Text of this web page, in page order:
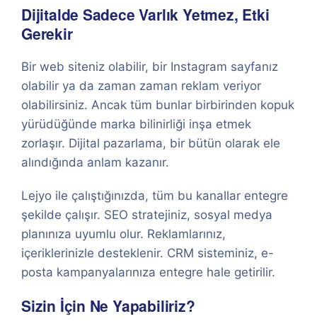
Dijitalde Sadece Varlık Yetmez, Etki
Gerekir
Bir web siteniz olabilir, bir Instagram sayfanız
olabilir ya da zaman zaman reklam veriyor
olabilirsiniz. Ancak tüm bunlar birbirinden kopuk
yürüdüğünde marka bilinirliği inşa etmek
zorlaşır. Dijital pazarlama, bir bütün olarak ele
alındığında anlam kazanır.
Lejyo ile çalıştığınızda, tüm bu kanallar entegre
şekilde çalışır. SEO stratejiniz, sosyal medya
planınıza uyumlu olur. Reklamlarınız,
içeriklerinizle desteklenir. CRM sisteminiz, e-
posta kampanyalarınıza entegre hale getirilir.
Sizin İçin Ne Yapabiliriz?